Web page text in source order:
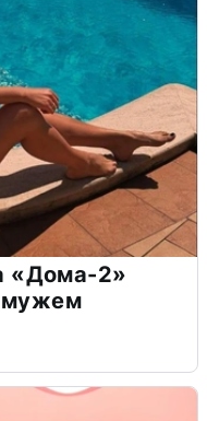
«Дома-2»
мужем